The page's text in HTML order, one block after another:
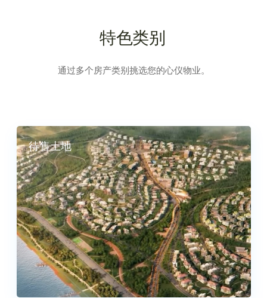
特色类别
通过多个房产类别挑选您的心仪物业。
待售土地